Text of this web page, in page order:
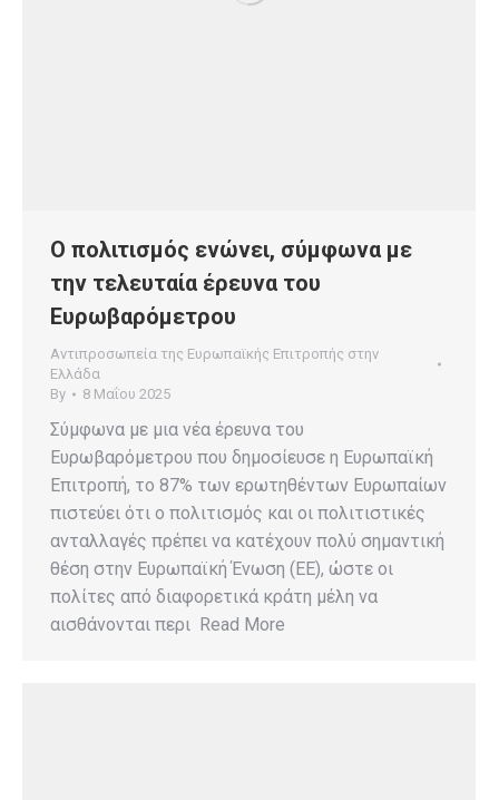
Ο πολιτισμός ενώνει, σύμφωνα με
την τελευταία έρευνα του
Ευρωβαρόμετρου
Αντιπροσωπεία της Ευρωπαϊκής Επιτροπής στην
Ελλάδα
By
8 Μαΐου 2025
Σύμφωνα με μια νέα έρευνα του
Ευρωβαρόμετρου που δημοσίευσε η Ευρωπαϊκή
Επιτροπή, το 87% των ερωτηθέντων Ευρωπαίων
πιστεύει ότι ο πολιτισμός και οι πολιτιστικές
ανταλλαγές πρέπει να κατέχουν πολύ σημαντική
θέση στην Ευρωπαϊκή Ένωση (ΕΕ), ώστε οι
πολίτες από διαφορετικά κράτη μέλη να
αισθάνονται περι Read More